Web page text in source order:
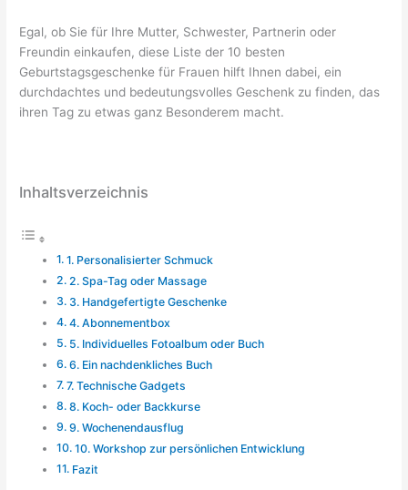
Egal, ob Sie für Ihre Mutter, Schwester, Partnerin oder
Freundin einkaufen, diese Liste der 10 besten
Geburtstagsgeschenke für Frauen hilft Ihnen dabei, ein
durchdachtes und bedeutungsvolles Geschenk zu finden, das
ihren Tag zu etwas ganz Besonderem macht.
Inhaltsverzeichnis
1. Personalisierter Schmuck
2. Spa-Tag oder Massage
3. Handgefertigte Geschenke
4. Abonnementbox
5. Individuelles Fotoalbum oder Buch
6. Ein nachdenkliches Buch
7. Technische Gadgets
8. Koch- oder Backkurse
9. Wochenendausflug
10. Workshop zur persönlichen Entwicklung
Fazit